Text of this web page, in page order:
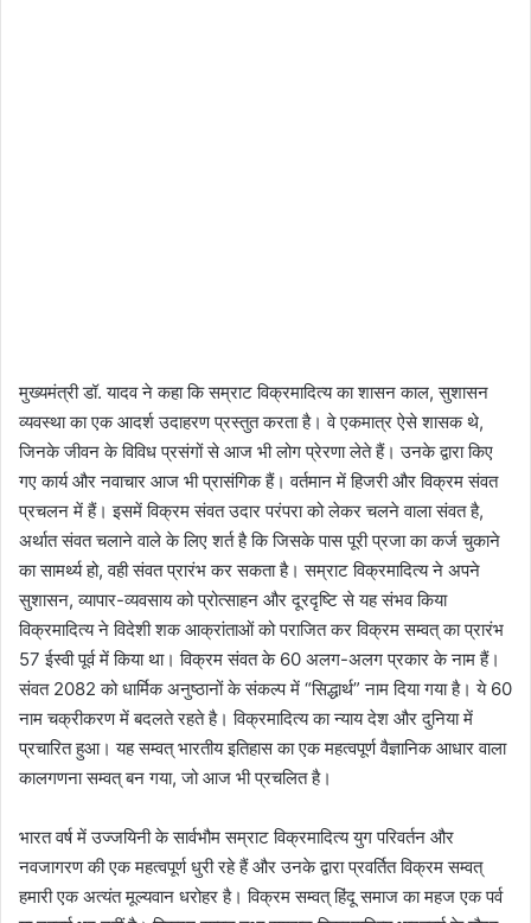
मुख्यमंत्री डॉ. यादव ने कहा कि सम्राट विक्रमादित्य का शासन काल, सुशासन
व्यवस्था का एक आदर्श उदाहरण प्रस्तुत करता है। वे एकमात्र ऐसे शासक थे,
जिनके जीवन के विविध प्रसंगों से आज भी लोग प्रेरणा लेते हैं। उनके द्वारा किए
गए कार्य और नवाचार आज भी प्रासंगिक हैं। वर्तमान में हिजरी और विक्रम संवत
प्रचलन में हैं। इसमें विक्रम संवत उदार परंपरा को लेकर चलने वाला संवत है,
अर्थात संवत चलाने वाले के लिए शर्त है कि जिसके पास पूरी प्रजा का कर्ज चुकाने
का सामर्थ्य हो, वही संवत प्रारंभ कर सकता है। सम्राट विक्रमादित्य ने अपने
सुशासन, व्यापार-व्यवसाय को प्रोत्साहन और दूरदृष्टि से यह संभव किया
विक्रमादित्य ने विदेशी शक आक्रांताओं को पराजित कर विक्रम सम्वत् का प्रारंभ
57 ईस्वी पूर्व में किया था। विक्रम संवत के 60 अलग-अलग प्रकार के नाम हैं।
संवत 2082 को धार्मिक अनुष्ठानों के संकल्प में “सिद्धार्थ” नाम दिया गया है। ये 60
नाम चक्रीकरण में बदलते रहते है। विक्रमादित्य का न्याय देश और दुनिया में
प्रचारित हुआ। यह सम्वत् भारतीय इतिहास का एक महत्वपूर्ण वैज्ञानिक आधार वाला
कालगणना सम्वत् बन गया, जो आज भी प्रचलित है।
भारत वर्ष में उज्जयिनी के सार्वभौम सम्राट विक्रमादित्य युग परिवर्तन और
नवजागरण की एक महत्वपूर्ण धुरी रहे हैं और उनके द्वारा प्रवर्तित विक्रम सम्वत्
हमारी एक अत्यंत मूल्यवान धरोहर है। विक्रम सम्वत् हिंदू समाज का महज एक पर्व